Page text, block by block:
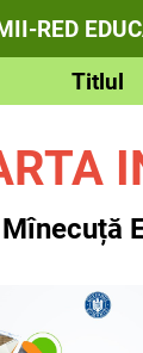
RED
Titlul